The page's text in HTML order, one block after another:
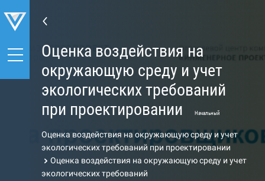
Оценка воздействия на
окружающую среду и учет
экологических требований
при проектировании
Начальный
Оценка воздействия на окружающую среду и учет
экологических требований при проектировании
Оценка воздействия на окружающую среду и учет
экологических требований